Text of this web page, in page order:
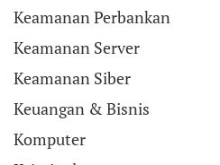
Keamanan Perbankan
Keamanan Server
Keamanan Siber
Keuangan & Bisnis
Komputer